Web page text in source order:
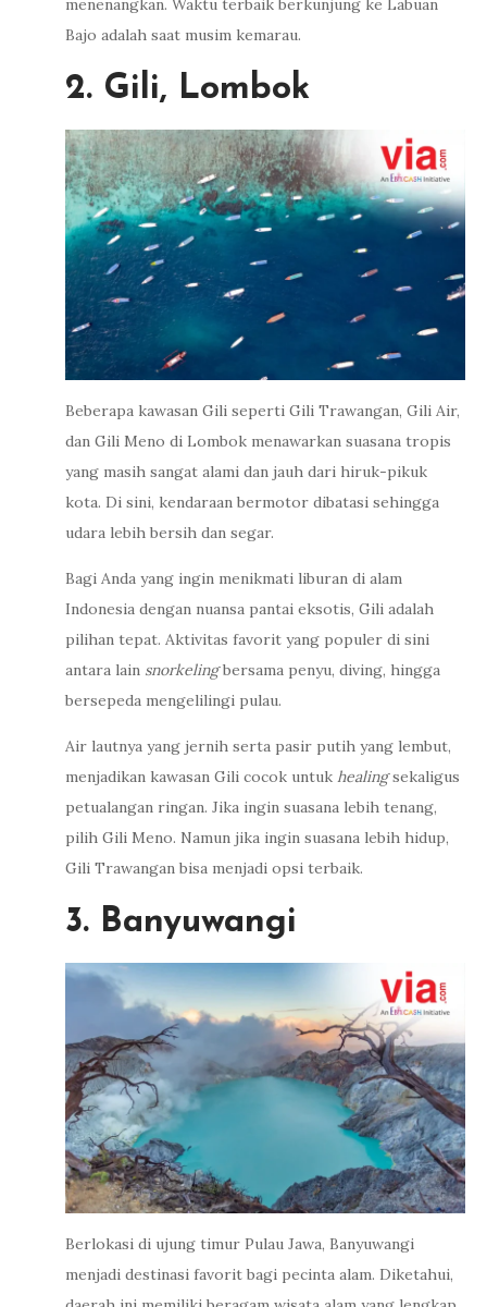
menenangkan. Waktu terbaik berkunjung ke Labuan
Bajo adalah saat musim kemarau.
2. Gili, Lombok
Beberapa kawasan Gili seperti Gili Trawangan, Gili Air,
dan Gili Meno di Lombok menawarkan suasana tropis
yang masih sangat alami dan jauh dari hiruk-pikuk
kota. Di sini, kendaraan bermotor dibatasi sehingga
udara lebih bersih dan segar.
Bagi Anda yang ingin menikmati liburan di alam
Indonesia dengan nuansa pantai eksotis, Gili adalah
pilihan tepat. Aktivitas favorit yang populer di sini
antara lain snorkelingbersama penyu, diving, hingga
bersepeda mengelilingi pulau.
Air lautnya yang jernih serta pasir putih yang lembut,
menjadikan kawasan Gili cocok untuk healingsekaligus
petualangan ringan. Jika ingin suasana lebih tenang,
pilih Gili Meno. Namun jika ingin suasana lebih hidup,
Gili Trawangan bisa menjadi opsi terbaik.
3. Banyuwangi
Berlokasi di ujung timur Pulau Jawa, Banyuwangi
menjadi destinasi favorit bagi pecinta alam. Diketahui,